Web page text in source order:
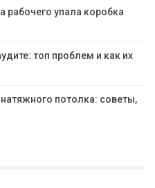
рабочего упала коробка
топ проблем и как их
потолка: советы,